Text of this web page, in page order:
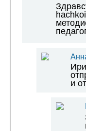
и